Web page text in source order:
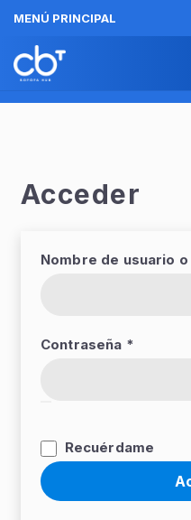
MENÚ PRINCIPAL
Acceder
Nombre de usuario
Contraseña *
Recuérdame